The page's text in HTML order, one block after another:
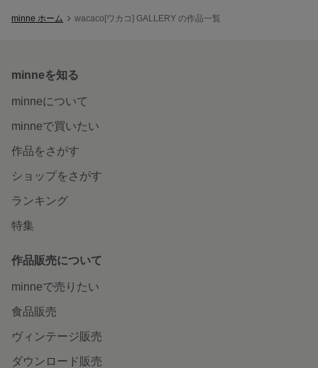
minne ホーム wacaco[ワカコ] GALLERY の作品一覧
minneを知る
minneについて
minneで買いたい
作品をさがす
ショップをさがす
ランキング
特集
作品販売について
minneで売りたい
食品販売
ヴィンテージ販売
ダウンロード販売